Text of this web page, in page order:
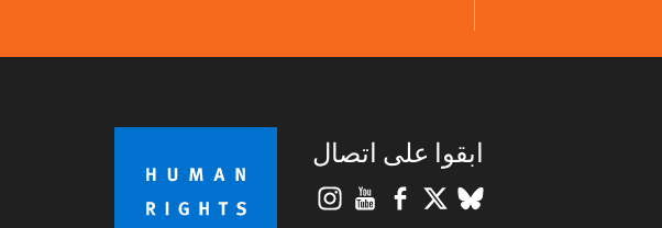
ابقوا على اتصال
BlueSky
X
Facebook
YouTube
Instagram